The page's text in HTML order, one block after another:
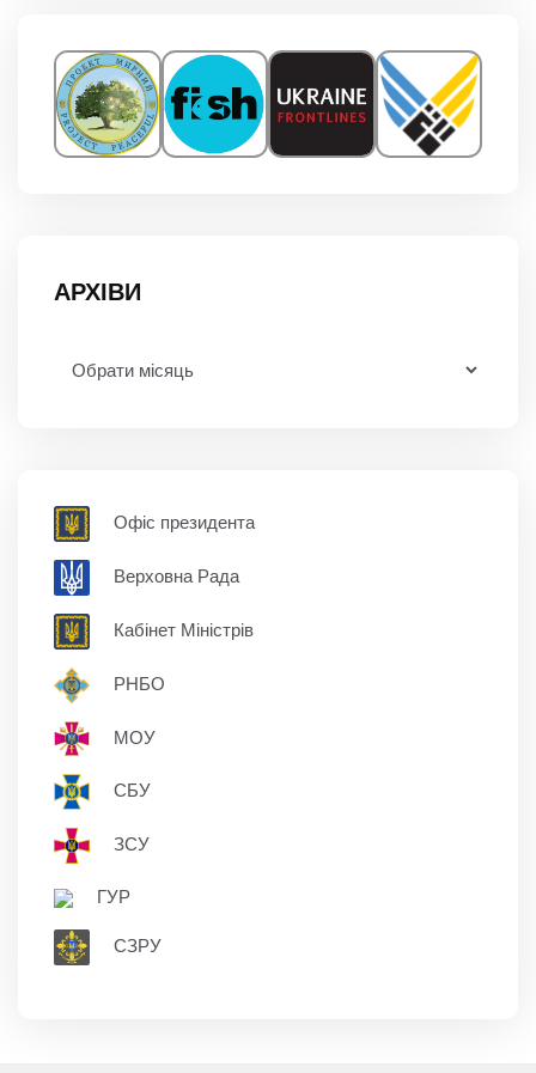
АРХІВИ
Офіс президента
Верховна Рада
Кабінет Міністрів
РНБО
МОУ
СБУ
ЗСУ
ГУР
СЗРУ